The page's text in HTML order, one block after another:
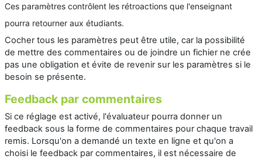
Ces paramètres contrôlent les rétroactions que l'enseignant
pourra retourner aux étudiants.
Cocher tous les paramètres peut être utile, car la possibilité
de mettre des commentaires ou de joindre un fichier ne crée
pas une obligation et évite de revenir sur les paramètres si le
besoin se présente.
Feedback par commentaires
Si ce réglage est activé, l'évaluateur pourra donner un
feedback sous la forme de commentaires pour chaque travail
remis. Lorsqu'on a demandé un texte en ligne et qu'on a
choisi le feedback par commentaires, il est nécessaire de